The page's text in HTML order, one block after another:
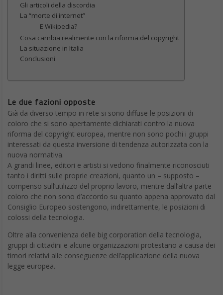
Gli articoli della discordia
La “morte di internet”
E Wikipedia?
Cosa cambia realmente con la riforma del copyright
La situazione in Italia
Conclusioni
Le due fazioni opposte
Già da diverso tempo in rete si sono diffuse le posizioni di
coloro che si sono apertamente dichiarati contro la nuova
riforma del copyright europea, mentre non sono pochi i gruppi
interessati da questa inversione di tendenza autorizzata con la
nuova normativa.
A grandi linee, editori e artisti si vedono finalmente riconosciuti
tanto i diritti sulle proprie creazioni, quanto un – supposto –
compenso sull’utilizzo del proprio lavoro, mentre dall’altra parte
coloro che non sono d’accordo su quanto appena approvato dal
Consiglio Europeo sostengono, indirettamente, le posizioni di
colossi della tecnologia.
Oltre alla convenienza delle big corporation della tecnologia,
gruppi di cittadini e alcune organizzazioni protestano a causa dei
timori relativi alle conseguenze dell’applicazione della nuova
legge europea.